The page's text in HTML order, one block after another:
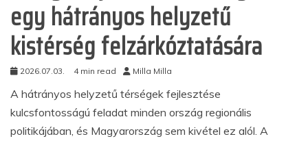
egy hátrányos helyzetű
kistérség felzárkóztatására
2026.07.03. 4 min read Milla Milla
A hátrányos helyzetű térségek fejlesztése
kulcsfontosságú feladat minden ország regionális
politikájában, és Magyarország sem kivétel ez alól. A